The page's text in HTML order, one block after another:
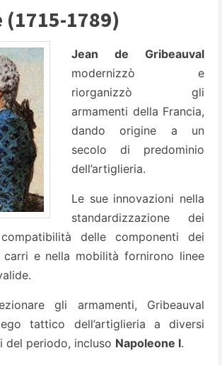
(1715-1789)
Jean de Gribeauval
modernizzò e
riorganizzò gli
armamenti della Francia,
dando origine a un
secolo di predominio
dell’artiglieria.
Le sue innovazioni nella
standardizzazione dei
delle componenti dei
e nella mobilità fornirono linee
gli armamenti, Gribeauval
tattico dell’artiglieria a diversi
del periodo, incluso Napoleone I.